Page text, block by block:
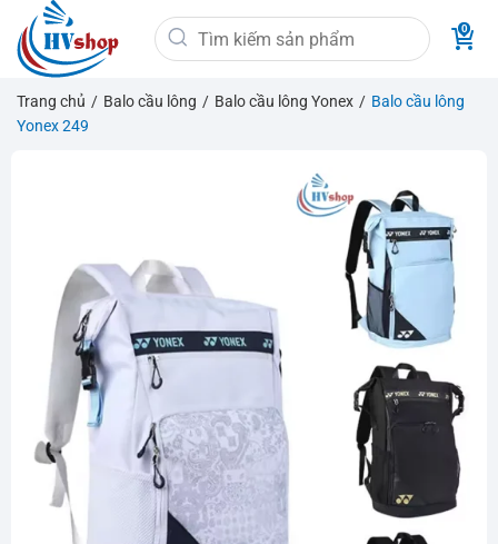
qua
nội
dung
Tìm
kiếm:
Trang chủ / Balo cầu lông / Balo cầu lông Yonex / Balo cầu lông
Yonex 249